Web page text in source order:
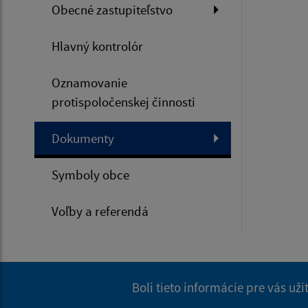
Obecné zastupiteľstvo
Hlavný kontrolór
Oznamovanie
protispoločenskej činnosti
Dokumenty
Symboly obce
Voľby a referendá
Boli tieto informácie pre vás